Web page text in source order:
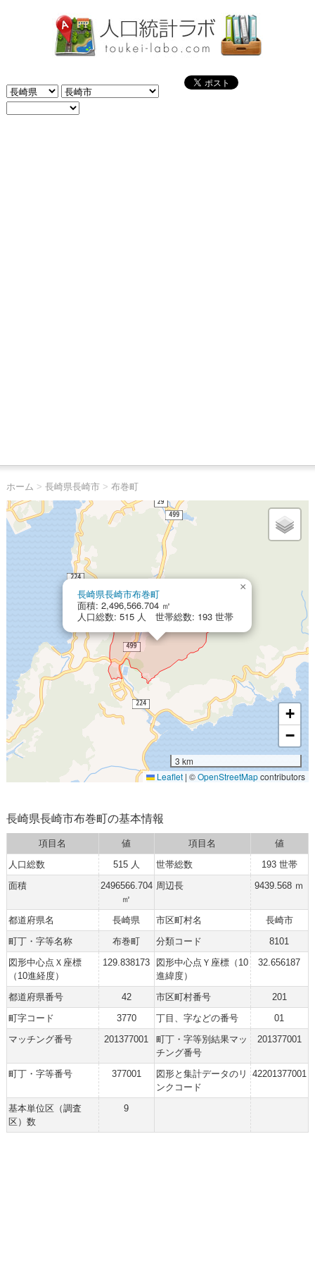
ホーム > 長崎県長崎市> 布巻町
長崎県長崎市布巻町
面積: 2,496,566.704 ㎡
人口総数: 515 人 世帯総数: 193 世帯
×
+
−
3 km
Leaflet | ©OpenStreetMapcontributors
長崎県長崎市布巻町の基本情報
項目名 値 項目名
値
人口総数
515 人 世帯総数
193 世帯
面積
2496566.704
㎡
周辺長 9439.568 ｍ
都道府県名 長崎県 市区町村名
長崎市
町丁・字等名称
布巻町 分類コード
8101
図形中心点Ｘ座標
（10進経度）
129.838173
図形中心点Ｙ座標（10
進緯度）
32.656187
都道府県番号 42 市区町村番号
201
町字コード
3770 丁目、字などの番号
01
マッチング番号
201377001
町丁・字等別結果マッ
チング番号
201377001
町丁・字等番号 377001
図形と集計データのリ
ンクコード
42201377001
基本単位区（調査
区）数
9